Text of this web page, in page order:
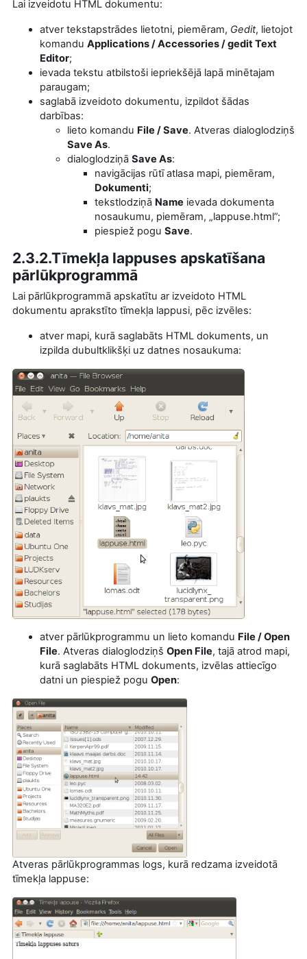
Lai izveidotu HTML dokumentu:
atver tekstapstrādes lietotni, piemēram, Gedit, lietojot
komandu Applications/ Accessories /gedit Text
Editor;
ievada tekstu atbilstoši iepriekšējā lapā minētajam
paraugam;
saglabā izveidoto dokumentu, izpildot šādas
darbības:
lieto komandu File / Save. Atveras dialoglodziņš
Save As.
dialoglodziņā Save As:
navigācijas rūtī atlasa mapi, piemēram,
Dokumenti;
tekstlodziņā Name ievada dokumenta
nosaukumu, piemēram, „lappuse.html”;
piespiež pogu Save.
2.3.2.Tīmekļa lappuses apskatīšana
pārlūkprogrammā
Lai pārlūkprogrammā apskatītu ar izveidoto HTML
dokumentu aprakstīto tīmekļa lappusi, pēc izvēles:
atver mapi, kurā saglabāts HTML dokuments, un
izpilda dubultklikšķi uz datnes nosaukuma:
atver pārlūkprogrammu un lieto komandu File / Open
File. Atveras dialoglodziņš Open File, tajā atrod mapi,
kurā saglabāts HTML dokuments, izvēlas attiecīgo
datni un piespiež pogu Open:
Atveras pārlūkprogrammas logs, kurā redzama izveidotā
tīmekļa lappuse: